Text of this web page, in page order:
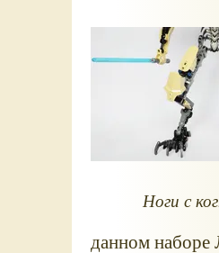
Ноги с
данном наборе